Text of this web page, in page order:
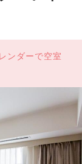
ンダーで空室